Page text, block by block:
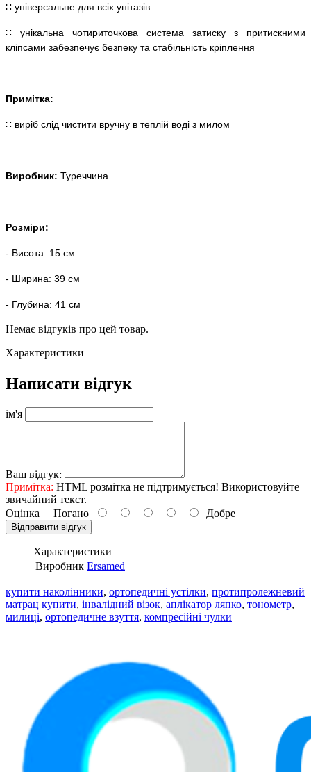
∷ універсальне для всіх унітазів
∷ унікальна чотириточкова система затиску з притискними
кліпсами забезпечує безпеку та стабільність кріплення
Примітка:
∷ виріб слід чистити вручну в теплій воді з милом
Виробник: Туреччина
Розміри:
- Висота: 15 см
- Ширина: 39 см
- Глубина: 41 см
Немає відгуків про цей товар.
Характеристики
Написати відгук
ім'я
Ваш відгук:
Примітка: HTML розмітка не підтримується! Використовуйте
звичайний текст.
Оцінка Погано Добре
Відправити відгук
Характеристики
Виробник Ersamed
купити наколінники, ортопедичні устілки, протипролежневий
матрац купити, інвалідний візок, аплікатор ляпко, тонометр,
милиці, ортопедичне взуття, компресійні чулки